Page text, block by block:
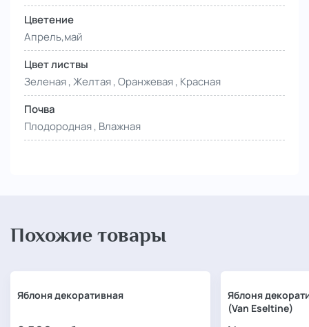
Цветение
Апрель,май
Цвет листвы
Зеленая , Желтая , Оранжевая , Красная
Почва
Плодородная , Влажная
Похожие товары
Яблоня декоративная
Яблоня
(Van Eseltine)